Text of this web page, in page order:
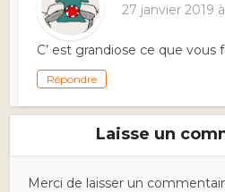
27 janvier 2019
C’ est grandiose ce que vous
Répondre
Laisse un
Merci de laisser un